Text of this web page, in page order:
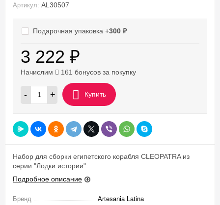
Артикул: AL30507
Подарочная упаковка +300 ₽
3 222 ₽
Начислим 161 бонусов за покупку
- + Купить
Набор для сборки египетского корабля CLEOPATRA из
серии "Лодки истории".
Подробное описание
Бренд
Artesania Latina